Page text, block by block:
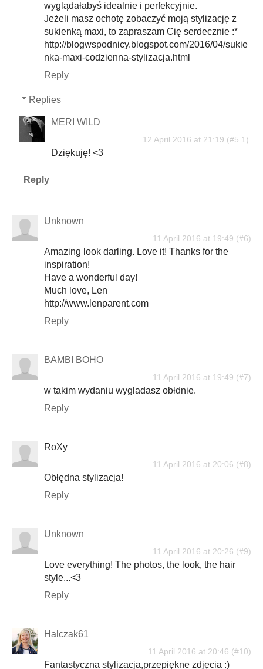
wyglądałabyś idealnie i perfekcyjnie.
Jeżeli masz ochotę zobaczyć moją stylizację z
sukienką maxi, to zapraszam Cię serdecznie :*
http://blogwspodnicy.blogspot.com/2016/04/sukie
nka-maxi-codzienna-stylizacja.html
Reply
Replies
MERI WILD
12 April 2016 at 21:19
Dziękuję! <3
Reply
Unknown
11 April 2016 at 19:49
Amazing look darling. Love it! Thanks for the
inspiration!
Have a wonderful day!
Much love, Len
http://www.lenparent.com
Reply
BAMBI BOHO
11 April 2016 at 19:49
w takim wydaniu wygladasz obłdnie.
Reply
RoXy
11 April 2016 at 20:06
Obłędna stylizacja!
Reply
Unknown
11 April 2016 at 20:26
Love everything! The photos, the look, the hair
style...<3
Reply
Halczak61
11 April 2016 at 20:46
Fantastyczna stylizacja,przepiękne zdjęcia :)